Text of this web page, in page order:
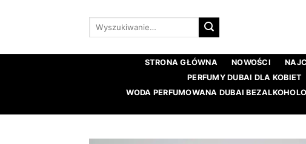
Wyszukaj:
STRONA GŁÓWNA NOWOŚCI
PERFUMY DUBAI DLA KOBIET
WODA PERFUMOWANA DUBAI